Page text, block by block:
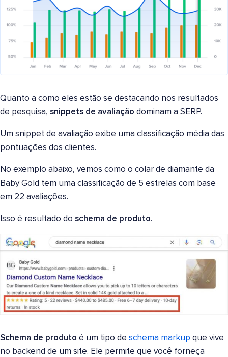
Quanto a como eles estão se destacando nos resultados
de pesquisa, snippets de avaliação dominam a SERP.
Um snippet de avaliação exibe uma classificação média das
pontuações dos clientes.
No exemplo abaixo, vemos como o colar de diamante da
Baby Gold tem uma classificação de 5 estrelas com base
em 22 avaliações.
Isso é resultado do schema de produto.
Schema de produto é um tipo de schema markup que vive
no backend de um site. Ele permite que você forneça